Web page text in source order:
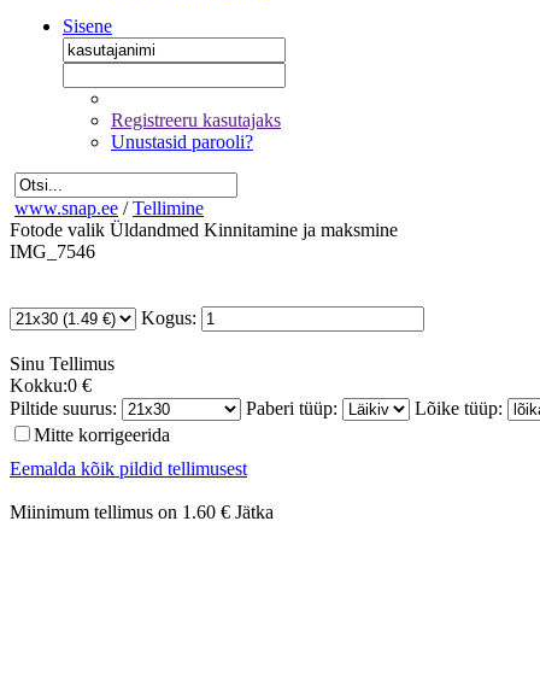
Sisene
Registreeru kasutajaks
Unustasid parooli?
www.snap.ee / Tellimine
Fotode valik Üldandmed Kinnitamine ja maksmine
IMG_7546
Kogus:
Sinu Tellimus
Kokku:0 €
Piltide suurus:
Paberi tüüp:
Lõike tüüp:
Mitte korrigeerida
Eemalda kõik pildid tellimusest
Miinimum tellimus on 1.60 € Jätka